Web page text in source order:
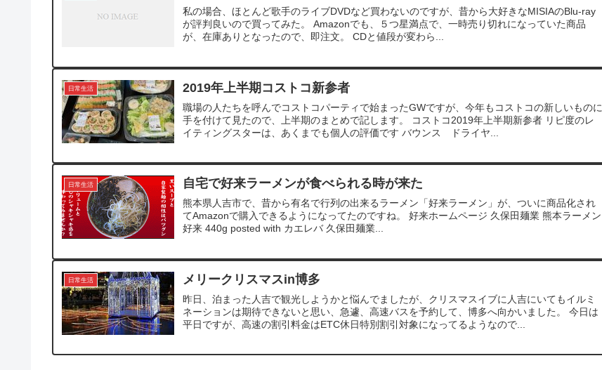
私の場合、ほとんど歌手のライブDVDなど買わないのですが、昔から大好きなMISIAのBlu-ray
が評判良いので買ってみた。 Amazonでも、５つ星満点で、一時売り切れになっていた商品
が、在庫ありとなったので、即注文。 CDと値段が変わら...
日常生活 2019年上半期コストコ新参者
職場の人たちを呼んでコストコパーティで始まったGWですが、今年もコストコの新しいものに
手を付けて見たので、上半期のまとめで記します。 コストコ2019年上半期新参者 リピ度のレ
イティングスターは、あくまでも個人の評価です バウンス ドライヤ...
日常生活 自宅で好来ラーメンが食べられる時が来た
熊本県人吉市で、昔から有名で行列の出来るラーメン「好来ラーメン」が、ついに商品化され
てAmazonで購入できるようになってたのですね。 好来ホームページ 久保田麺業 熊本ラーメン
好来 440g posted with カエレバ 久保田麺業...
日常生活 メリークリスマスin博多
昨日、泊まった人吉で観光しようかと悩んでましたが、クリスマスイブに人吉にいてもイルミ
ネーションは期待できないと思い、急遽、高速バスを予約して、博多へ向かいました。 今日は
平日ですが、高速の割引料金はETC休日特別割引対象になってるようなので...